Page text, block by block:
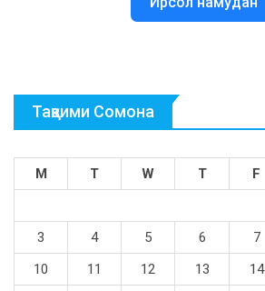
Тақвими Сомона
M T W T F
3
4 5 6 7
10
11 12 13 14